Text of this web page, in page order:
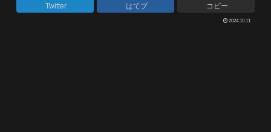
Twitter はてブ コピー
2024.10.11